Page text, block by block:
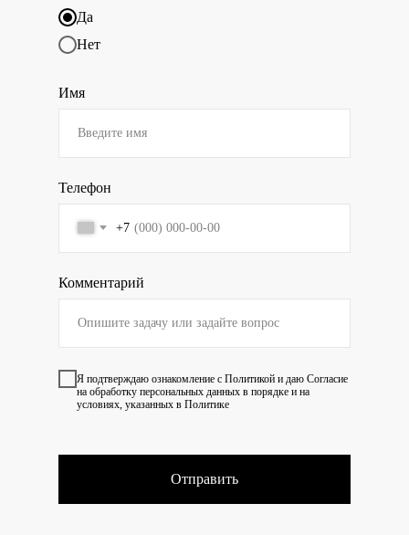
Да
Нет
Имя
Телефон
+7
Комментарий
Я подтверждаю ознакомление с Политикой и даю Согласие
на обработку персональных данных в порядке и на
условиях, указанных в Политике
Отправить